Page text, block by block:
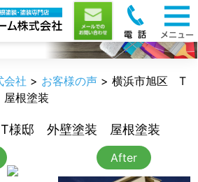
会社 > お客様の声 > 横浜市旭区 T
根塗装
様邸 外壁塗装 屋根塗装
After